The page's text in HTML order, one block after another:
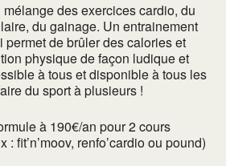
des exercices cardio, du
du gainage. Un entrainement
permet de brûler des calories et
physique de façon ludique et
à tous et disponible à tous les
du sport à plusieurs !
à 190€/an pour 2 cours
fit’n’moov, renfo’cardio ou pound)